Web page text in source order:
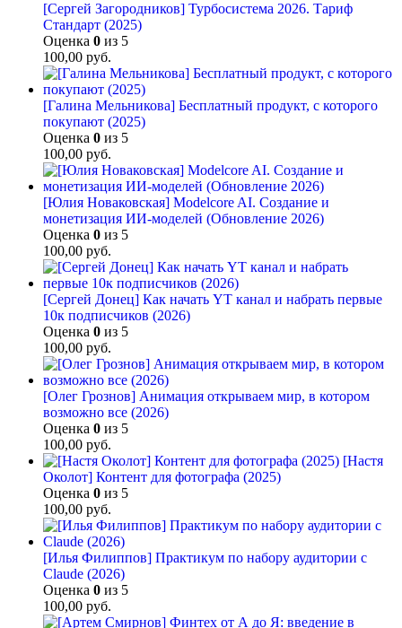
[Сергей Загородников] Турбосистема 2026. Тариф
Стандарт (2025)
Оценка 0 из 5
100,00 руб.
[Галина Мельникова] Бесплатный продукт, с которого
покупают (2025)
Оценка 0 из 5
100,00 руб.
[Юлия Новаковская] Modelcore AI. Создание и
монетизация ИИ-моделей (Обновление 2026)
Оценка 0 из 5
100,00 руб.
[Сергей Донец] Как начать YT канал и набрать первые
10к подписчиков (2026)
Оценка 0 из 5
100,00 руб.
[Олег Грознов] Анимация открываем мир, в котором
возможно все (2026)
Оценка 0 из 5
100,00 руб.
[Настя
Околот] Контент для фотографа (2025)
Оценка 0 из 5
100,00 руб.
[Илья Филиппов] Практикум по набору аудитории с
Claude (2026)
Оценка 0 из 5
100,00 руб.